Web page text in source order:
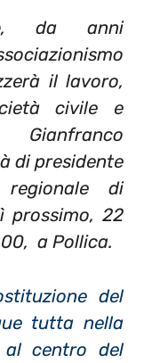
, da anni
il lavoro,
civile e
di presidente
regionale di
prossimo, 22
a Pollica.
del
tutta nella
centro del